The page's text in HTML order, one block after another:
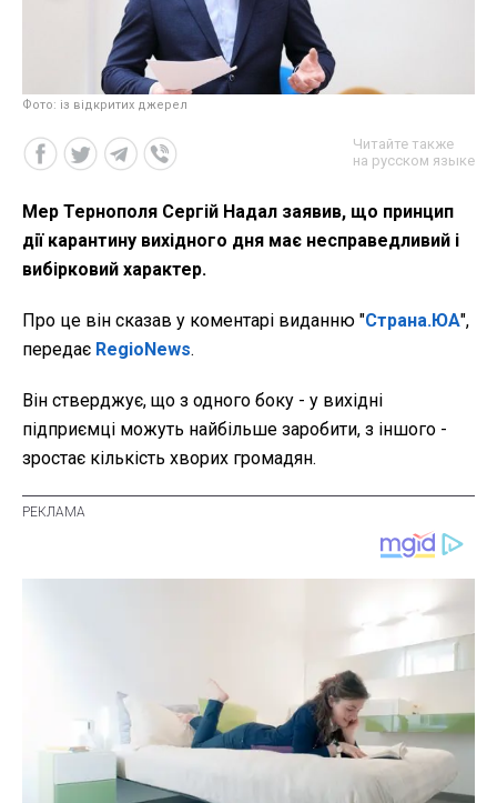
Фото: із відкритих джерел
Читайте также
на русском языке
Мер Тернополя Сергій Надал заявив, що принцип
дії карантину вихідного дня має несправедливий і
вибірковий характер.
Про це він сказав у коментарі виданню "Страна.ЮА",
передає RegioNews.
Він стверджує, що з одного боку - у вихідні
підприємці можуть найбільше заробити, з іншого -
зростає кількість хворих громадян.